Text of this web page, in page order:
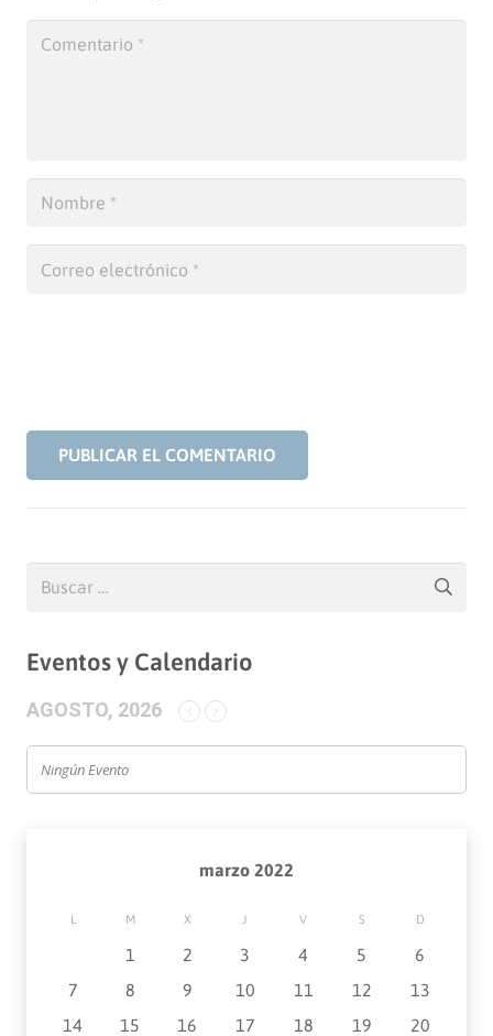
PUBLICAR EL COMENTARIO
Eventos y Calendario
AGOSTO, 2026
Ningún Evento
marzo 2022
L M X J V S D
1 2 3 4 5
6
7
8 9 10 11 12
13
14
15 16 17 18 19 20